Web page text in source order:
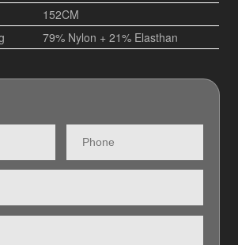
152CM
79% Nylon + 21% Elasthan